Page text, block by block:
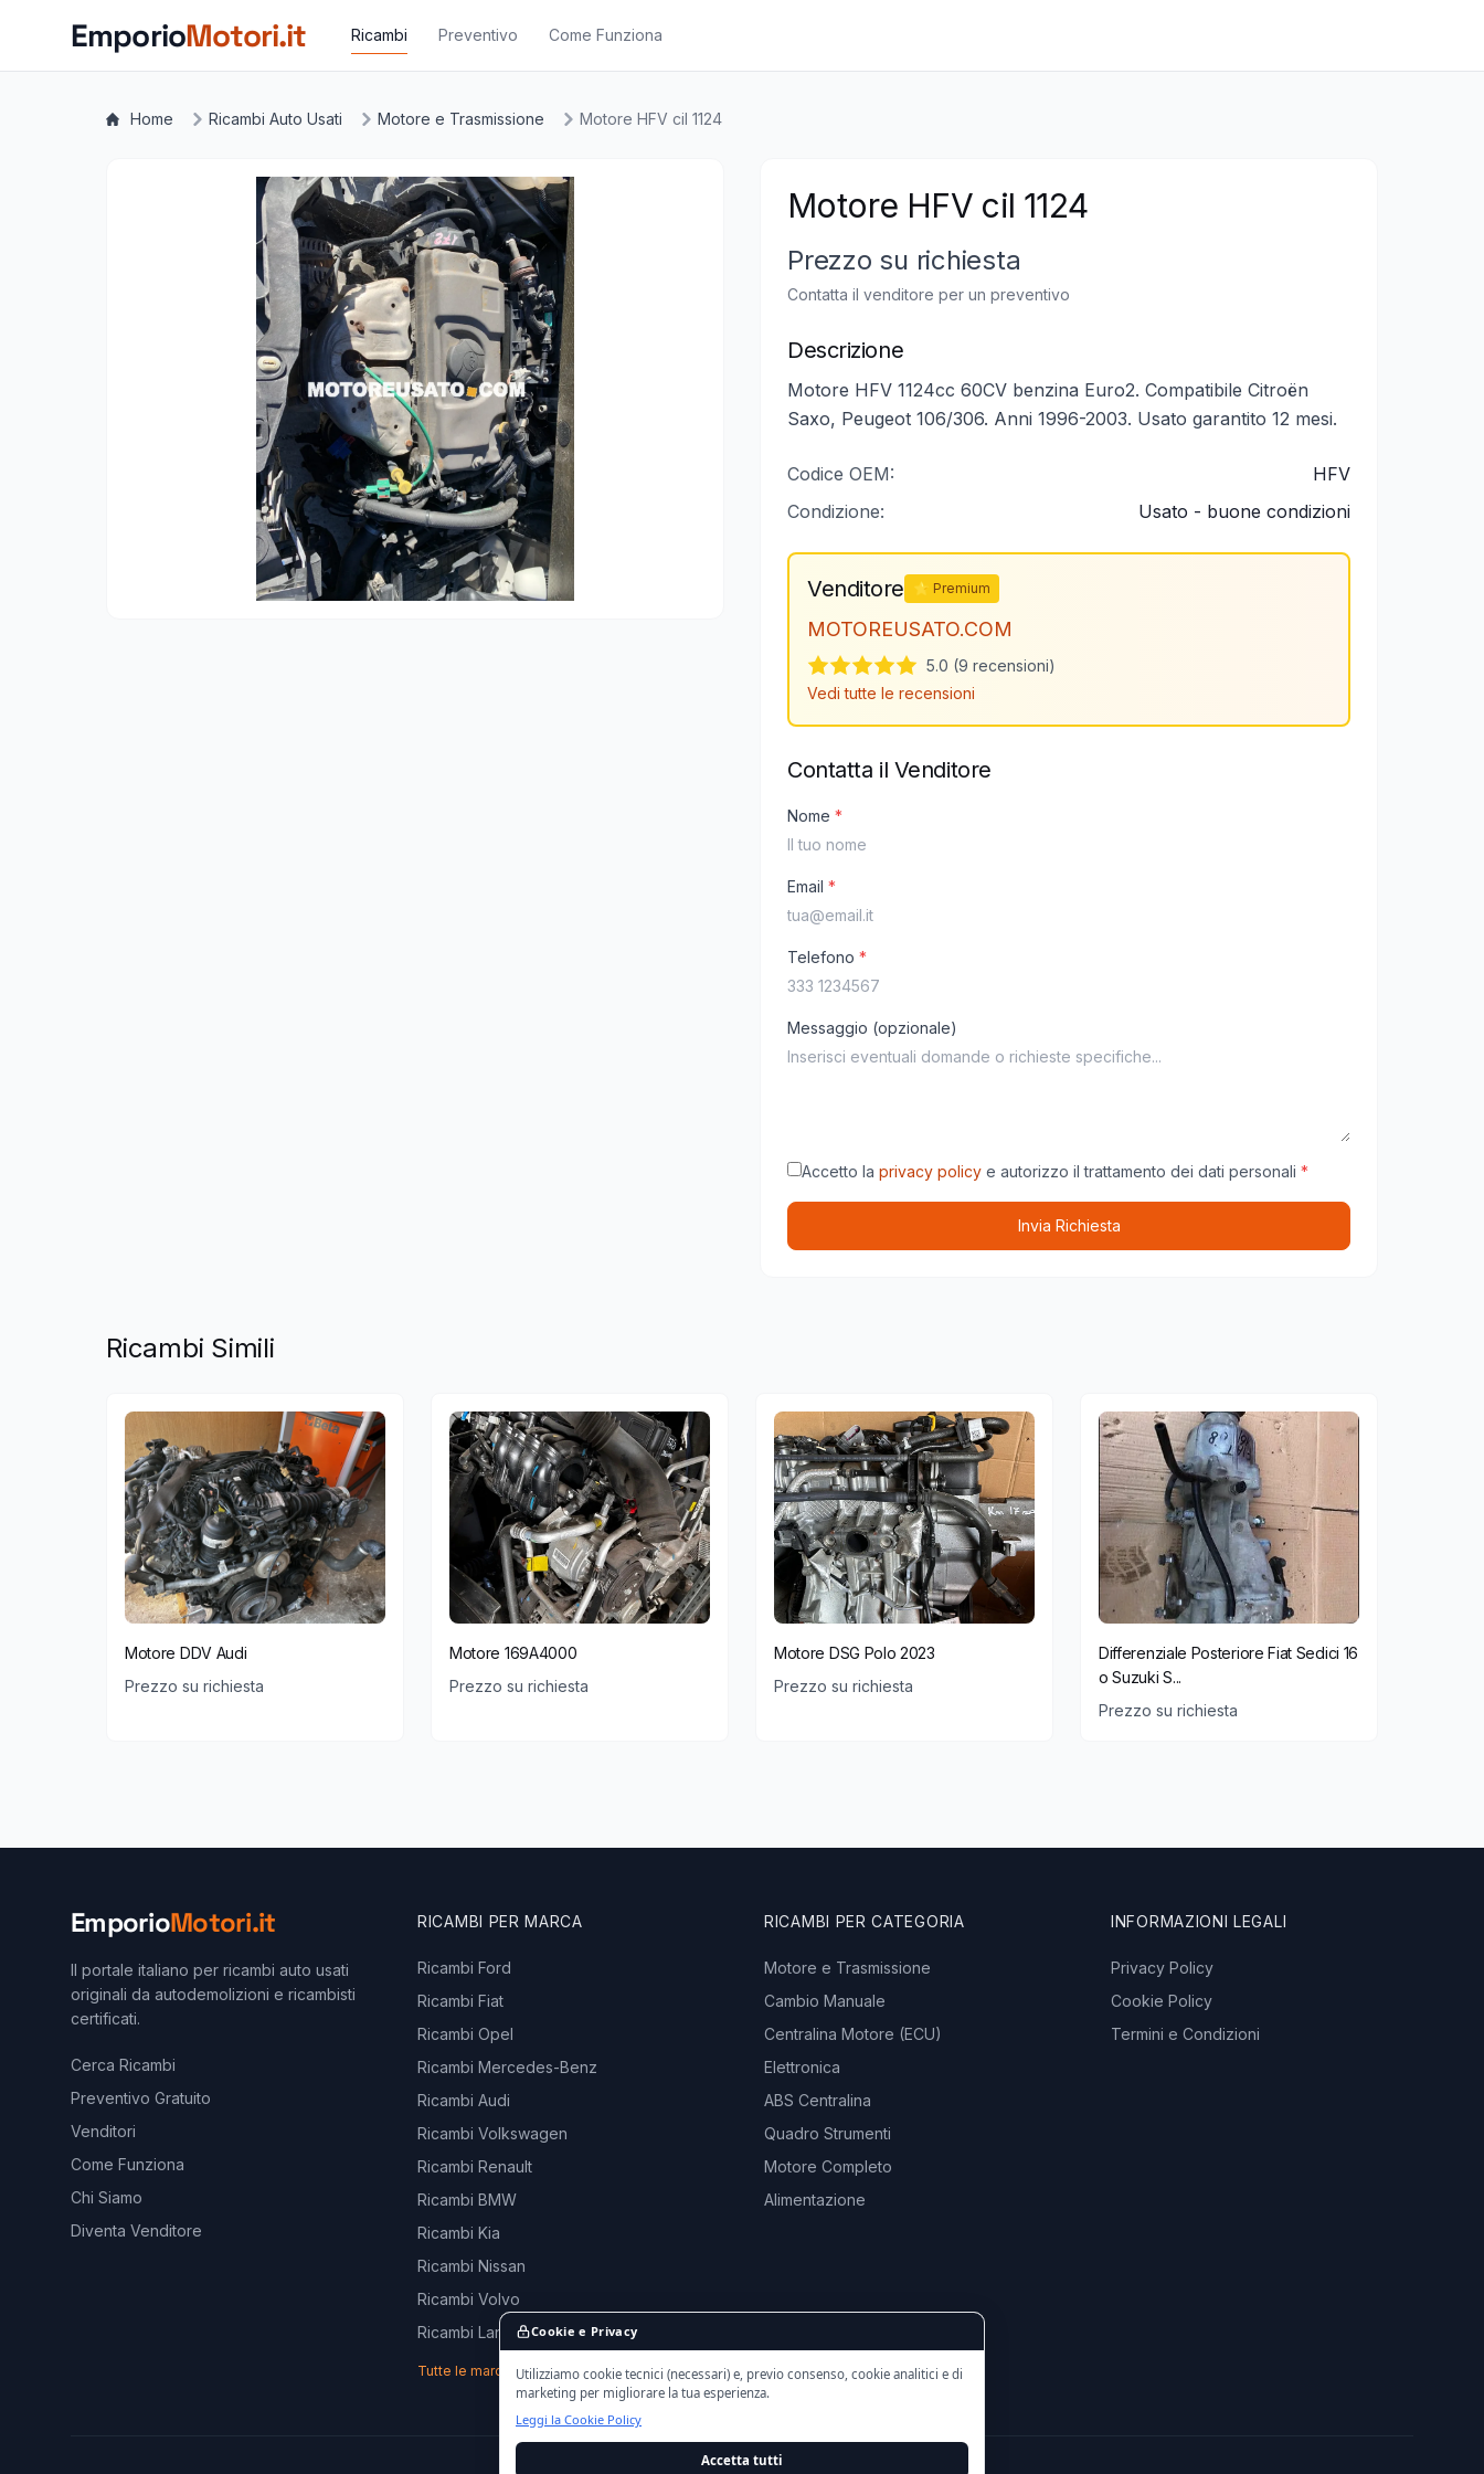
EmporioMotori.it Ricambi Preventivo Come Funziona
Home Ricambi Auto Usati Motore e Trasmissione Motore HFV cil 1124
Motore HFV cil 1124
Prezzo su richiesta
Contatta il venditore per un preventivo
Descrizione
Motore HFV 1124cc 60CV benzina Euro2. Compatibile Citroën
Saxo, Peugeot 106/306. Anni 1996-2003. Usato garantito 12 mesi.
Codice OEM:
HFV
Condizione:
Usato - buone condizioni
Venditore ⭐ Premium
MOTOREUSATO.COM
5.0 (9 recensioni)
Vedi tutte le recensioni
Contatta il Venditore
Nome *
Email *
Telefono *
Messaggio (opzionale)
Accetto la privacy policy e autorizzo il trattamento dei dati personali *
Invia Richiesta
Ricambi Simili
Motore DDV Audi
Prezzo su richiesta
Motore 169A4000
Prezzo su richiesta
Motore DSG Polo 2023
Prezzo su richiesta
Differenziale Posteriore Fiat Sedici 16
o Suzuki S...
Prezzo su richiesta
EmporioMotori.it
Il portale italiano per ricambi auto usati
originali da autodemolizioni e ricambisti
certificati.
Cerca Ricambi
Preventivo Gratuito
Venditori
Come Funziona
Chi Siamo
Diventa Venditore
RICAMBI PER MARCA
Ricambi Ford
Ricambi Fiat
Ricambi Opel
Ricambi Mercedes-Benz
Ricambi Audi
Ricambi Volkswagen
Ricambi Renault
Ricambi BMW
Ricambi Kia
Ricambi Nissan
Ricambi Volvo
Ricambi Land Rover
Tutte le marche →
RICAMBI PER CATEGORIA
Motore e Trasmissione
Cambio Manuale
Centralina Motore (ECU)
Elettronica
ABS Centralina
Quadro Strumenti
Motore Completo
Alimentazione
INFORMAZIONI LEGALI
Privacy Policy
Cookie Policy
Termini e Condizioni
Cookie e Privacy
Utilizziamo cookie tecnici (necessari) e, previo consenso, cookie analitici e di
marketing per migliorare la tua esperienza.
Leggi la Cookie Policy
Accetta tutti